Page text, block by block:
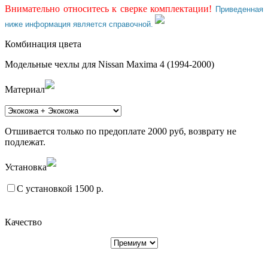
Внимательно относитесь к сверке комплектации! Приведенная
ниже информация является справочной.
Комбинация цвета
Модельные чехлы для Nissan Maxima 4 (1994-2000)
Материал
Отшивается только по предоплате 2000 руб, возврату не
подлежат.
Установка
С установкой 1500 р.
Качество